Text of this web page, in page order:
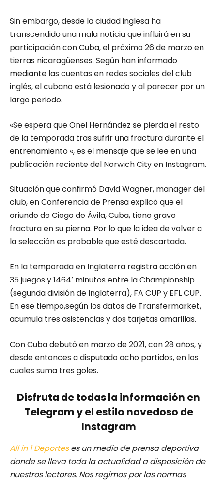
Sin embargo, desde la ciudad inglesa ha
transcendido una mala noticia que influirá en su
participación con Cuba, el próximo 26 de marzo en
tierras nicaragüenses. Según han informado
mediante las cuentas en redes sociales del club
inglés, el cubano está lesionado y al parecer por un
largo periodo.
«Se espera que Onel Hernández se pierda el resto
de la temporada tras sufrir una fractura durante el
entrenamiento «, es el mensaje que se lee en una
publicación reciente del Norwich City en Instagram.
Situación que confirmó David Wagner, manager del
club, en Conferencia de Prensa explicó que el
oriundo de Ciego de Ávila, Cuba, tiene grave
fractura en su pierna. Por lo que la idea de volver a
la selección es probable que esté descartada.
En la temporada en Inglaterra registra acción en
35 juegos y 1464′ minutos entre la Championship
(segunda división de Inglaterra), FA CUP y EFL CUP.
En ese tiempo,según los datos de Transfermarket,
acumula tres asistencias y dos tarjetas amarillas.
Con Cuba debutó en marzo de 2021, con 28 años, y
desde entonces a disputado ocho partidos, en los
cuales suma tres goles.
Disfruta de todas la información en
Telegram y el estilo novedoso de
Instagram
All in 1 Deporteses un medio de prensa deportiva
donde se lleva toda la actualidad a disposición de
nuestros lectores. Nos regimos por las normas